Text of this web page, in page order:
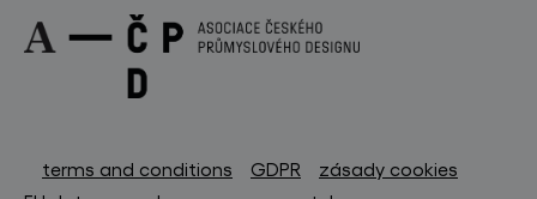
terms and conditions GDPR
zásady cookies